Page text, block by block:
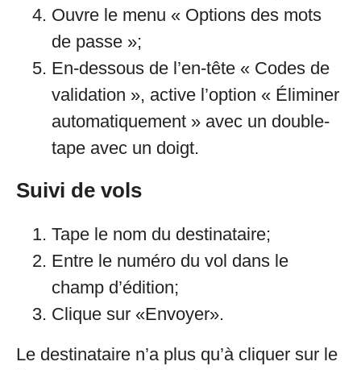
Ouvre le menu « Options des mots
de passe »;
En-dessous de l’en-tête « Codes de
validation », active l’option « Éliminer
automatiquement » avec un double-
tape avec un doigt.
Suivi de vols
Tape le nom du destinataire;
Entre le numéro du vol dans le
champ d’édition;
Clique sur «Envoyer».
Le destinataire n’a plus qu’à cliquer sur le